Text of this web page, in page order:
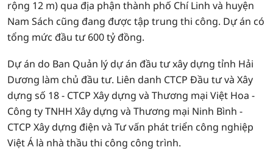
rộng 12 m) qua địa phận thành phố Chí Linh và huyện
Nam Sách cũng đang được tập trung thi công. Dự án có
tổng mức đầu tư 600 tỷ đồng.
Dự án do Ban Quản lý dự án đầu tư xây dựng tỉnh Hải
Dương làm chủ đầu tư. Liên danh CTCP Đầu tư và Xây
dựng số 18 - CTCP Xây dựng và Thương mại Việt Hoa -
Công ty TNHH Xây dựng và Thương mại Ninh Bình -
CTCP Xây dựng điện và Tư vấn phát triển công nghiệp
Việt Á là nhà thầu thi công công trình.